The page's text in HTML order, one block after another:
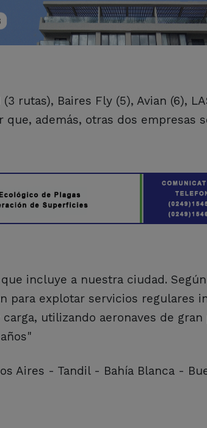
rutas), Baires Fly (5), Avian (6),
que, además, otras dos empresas
incluye a nuestra ciudad.
para explotar servicios regulares
utilizando aeronaves de gran
Aires - Tandil - Bahía Blanca -